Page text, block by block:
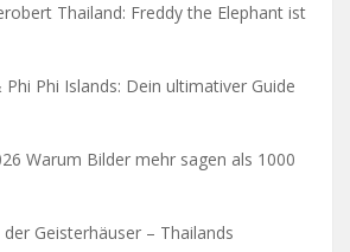
Thailand: Freddy the Elephant ist
Phi Islands: Dein ultimativer Guide
Warum Bilder mehr sagen als 1000
Geisterhäuser – Thailands